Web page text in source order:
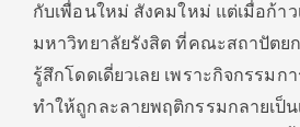
กับเพื่อนใหม่ สังคมใหม่ แต่เมื่อก้าว
มหาวิทยาลัยรังสิต ที่คณะสถาปัตย
รู้สึกโดดเดี่ยวเลย เพราะกิจกรรม
ทำให้ถูกละลายพฤติกรรมกลายเป็น